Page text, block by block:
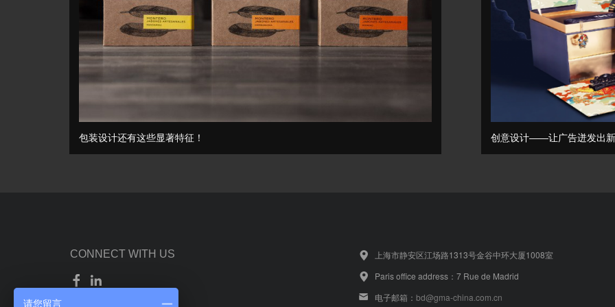
包装设计还有这些显著特征！ 创意设计——让广告迸发出
CONNECT WITH US
上海市静安区江场路1313号金谷中环大厦1008室
Paris office address：7 Rue de Madrid
电子邮箱： bd@gma-china.com.cn
请您留言